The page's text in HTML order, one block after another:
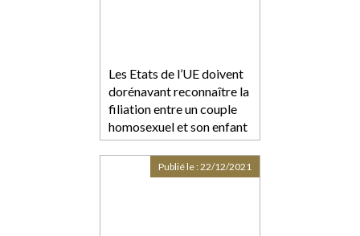
Les Etats de l’UE doivent
dorénavant reconnaître la
filiation entre un couple
homosexuel et son enfant
Publié le :22/12/2021